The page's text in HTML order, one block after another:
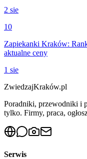
2 sie
10
Zapiekanki Kraków:
aktualne ceny
1 sie
ZwiedzajKraków.pl
Poradniki, przewodniki i
tylko. Firmy, praca,
Serwis